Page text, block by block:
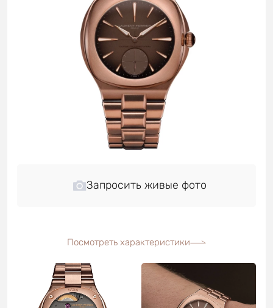
Запросить живые фото
Посмотреть характеристики